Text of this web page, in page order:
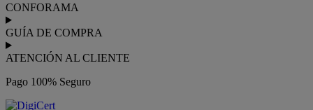
CONFORAMA
GUÍA DE COMPRA
ATENCIÓN AL CLIENTE
Pago 100% Seguro